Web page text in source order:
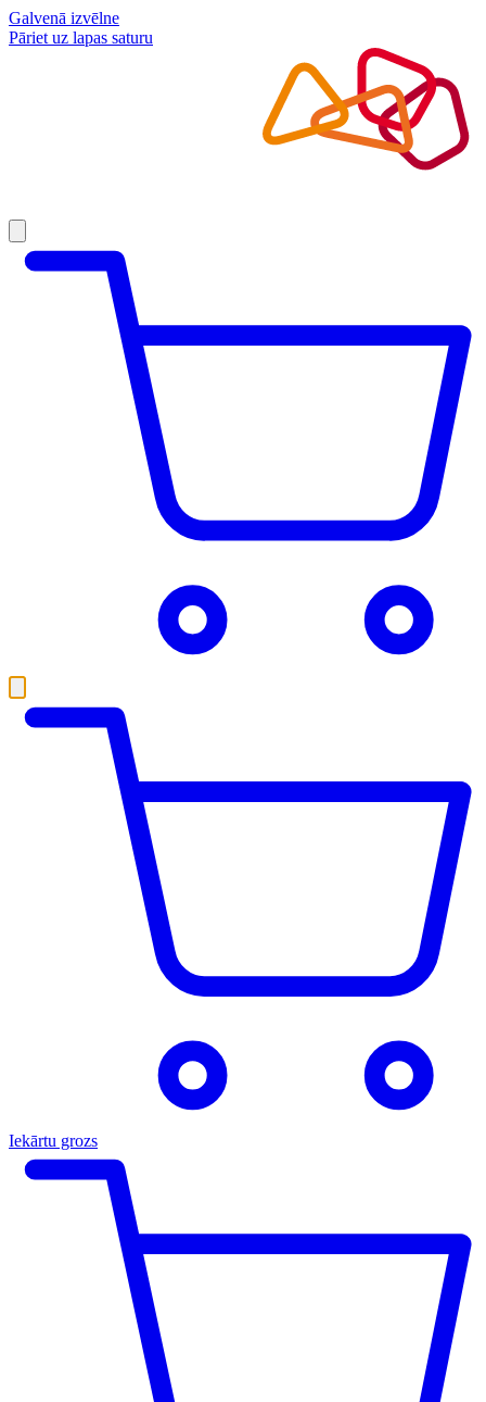
Galvenā izvēlne
Pāriet uz lapas saturu
Iekārtu grozs